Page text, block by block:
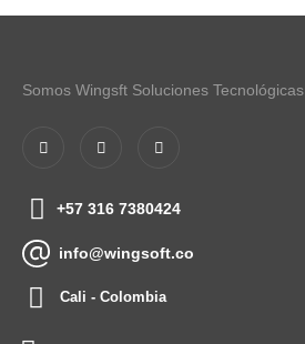
Somos Wingsft Soluciones Tecnológicas
+57 316 7380424
info@wingsoft.co
Cali - Colombia